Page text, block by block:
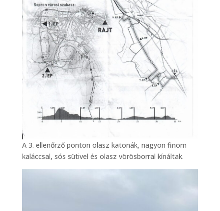
A 3. ellenőrző ponton olasz katonák, nagyon finom
kaláccsal, sós sütivel és olasz vörösborral kínáltak.